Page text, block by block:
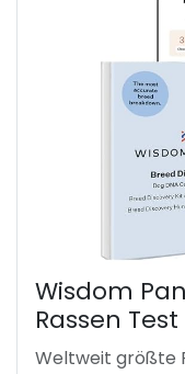
Wisdom
Rassen Test
Weltweit größte